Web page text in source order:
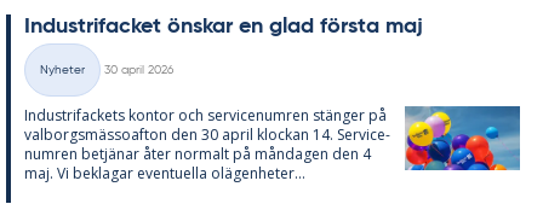
In­du­stri­fac­ket öns­kar en glad förs­ta maj
Kategorier
Nyheter
30 april 2026
In­du­stri­fac­kets kon­tor och ser­vice­num­ren stäng­er på
val­borgs­mäs­so­af­ton den 30 april kloc­kan 14. Ser­vice­
num­ren be­tjä­nar åter nor­malt på mån­da­gen den 4
maj. Vi be­kla­gar even­tu­el­la olä­gen­he­ter...